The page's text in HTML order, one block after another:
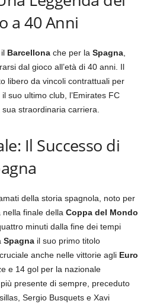
a 40 Anni
Barcellona che per la Spagna
dal gioco all’età di 40 anni. Il
libero da vincoli contrattuali per
suo ultimo club, l’Emirates FC
straordinaria carriera.
Il Successo di
della storia spagnola, noto per
finale della Coppa del Mondo
minuti dalla fine dei tempi
Spagna il suo primo titolo
anche nelle vittorie agli Euro
e 14 gol per la nazionale
presente di sempre, preceduto
Sergio Busquets e Xavi